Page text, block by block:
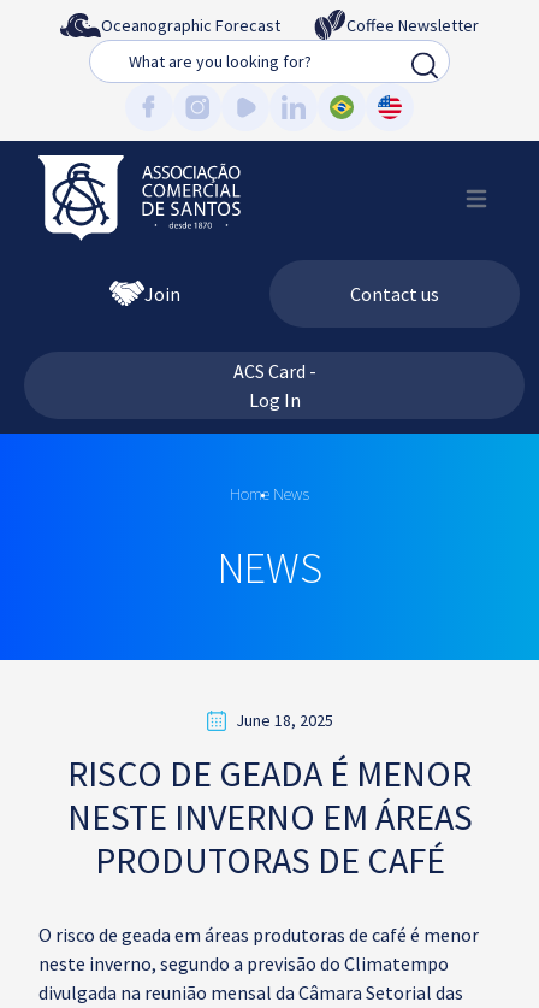
Oceanographic Forecast
Coffee Newsletter
Busca
Join Contact us
ACS Card -
Log In
Home News
NEWS
June 18, 2025
RISCO DE GEADA É MENOR
NESTE INVERNO EM ÁREAS
PRODUTORAS DE CAFÉ
O risco de geada em áreas produtoras de café é menor
neste inverno, segundo a previsão do Climatempo
divulgada na reunião mensal da Câmara Setorial das